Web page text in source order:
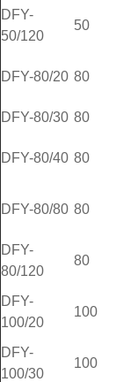
DFY-
50/120
50
DFY-80/20 80
DFY-80/30 80
DFY-80/40 80
DFY-80/80 80
DFY-
80/120
80
DFY-
100/20
100
DFY-
100/30
100